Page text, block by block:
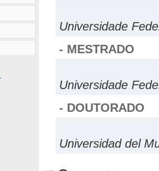
Universidade
- MESTRADO
Universidade
- DOUTORADO
Universidad del